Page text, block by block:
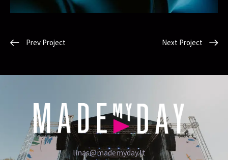
Prev Project Next Project
linas@mademyday.lt